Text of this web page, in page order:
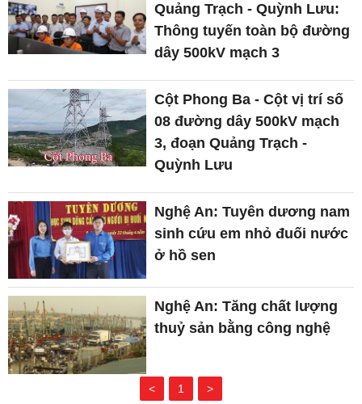
Quảng Trạch - Quỳnh Lưu:
Thông tuyến toàn bộ đường
dây 500kV mạch 3
Cột Phong Ba - Cột vị trí số
08 đường dây 500kV mạch
3, đoạn Quảng Trạch -
Quỳnh Lưu
Nghệ An: Tuyên dương nam
sinh cứu em nhỏ đuối nước
ở hồ sen
Nghệ An: Tăng chất lượng
thuỷ sản bằng công nghệ
< 1 >